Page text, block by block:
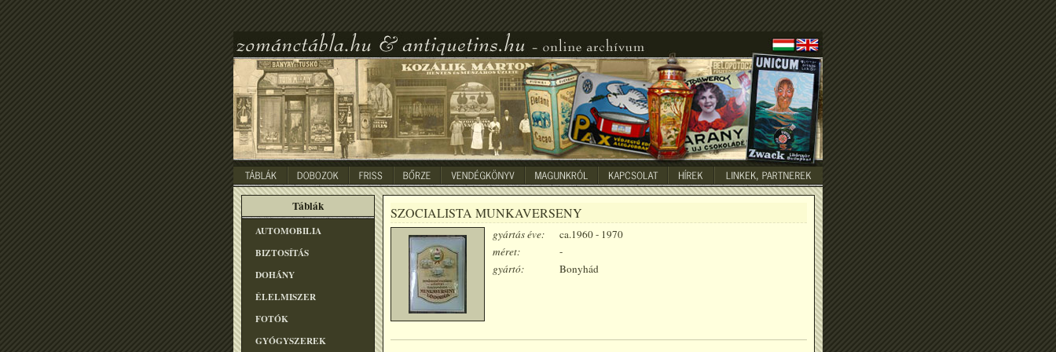
Táblák
AUTOMOBILIA
BIZTOSÍTÁS
DOHÁNY
ÉLELMISZER
FOTÓK
GYÓGYSZEREK
SZOCIALISTA MUNKAVERSENY
gyártás éve:
ca.1960 - 1970
méret:
-
gyártó:
Bonyhád